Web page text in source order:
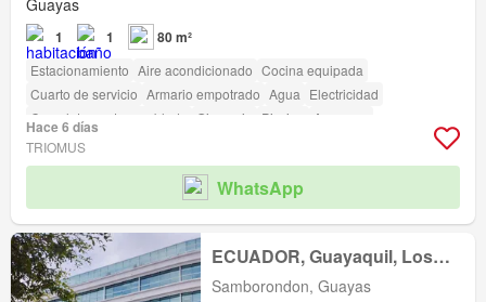
Guayas
1 1 80 m²
Estacionamiento Aire acondicionado Cocina equipada
Cuarto de servicio Armario empotrado Agua Electricidad
Completamente amoblado
Gimnasio Piscina
Ascensor
Garita de guardianía
Hace 6 días
TRIOMUS
WhatsApp
ECUADOR, Guayaquil, Los
Arcos Plaza
Samborondon, Guayas